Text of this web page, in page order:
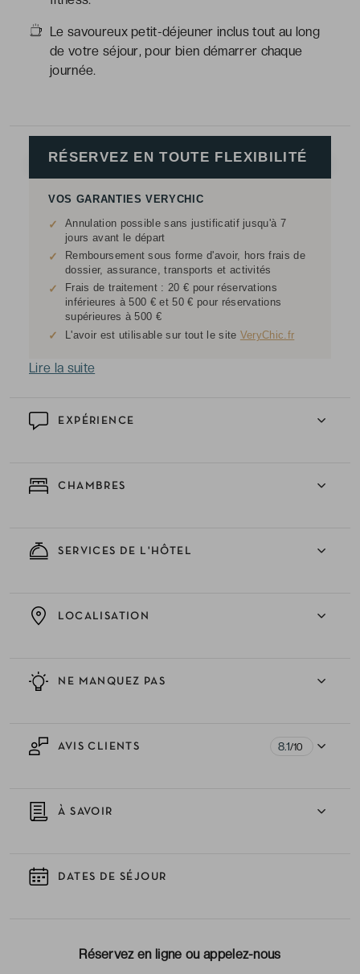
Le savoureux petit-déjeuner inclus tout au long
de votre séjour, pour bien démarrer chaque
journée.
EXPÉRIENCE
CHAMBRES
SERVICES DE L'HÔTEL
NE MANQUEZ PAS
LOCALISATION
AVIS CLIENTS 8.1/10
À SAVOIR
DATES DE SÉJOUR
Réservez en ligne ou appelez-nous
RÉSERVEZ EN TOUTE FLEXIBILITÉ
VOS GARANTIES VERYCHIC
✓
Annulation possible sans justificatif jusqu'à 7
jours avant le départ
✓
Remboursement sous forme d'avoir, hors frais de
dossier, assurance, transports et activités
✓
Frais de traitement : 20 € pour réservations
inférieures à 500 € et 50 € pour réservations
supérieures à 500 €
✓ L'avoir est utilisable sur tout le site VeryChic.fr
Lire la suite